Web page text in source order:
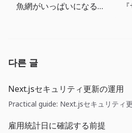
魚網がいっぱいになる前に、釣りの流れを整える
다른 글
Next.jsセキュリティ更新の運用
Practical guide: Next.jsセキュリティ
雇用統計日に確認する前提